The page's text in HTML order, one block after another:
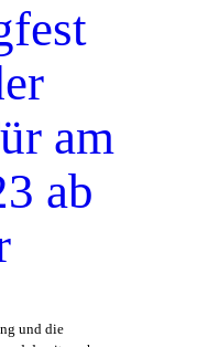
am
ab
und die